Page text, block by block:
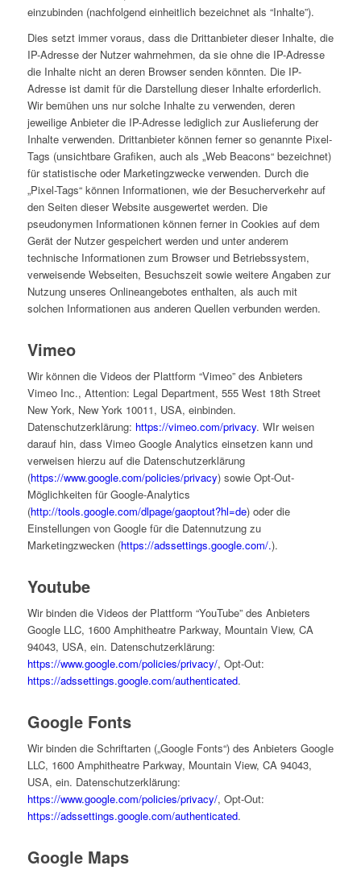
einzubinden (nachfolgend einheitlich bezeichnet als “Inhalte”).
Dies setzt immer voraus, dass die Drittanbieter dieser Inhalte, die
IP-Adresse der Nutzer wahrnehmen, da sie ohne die IP-Adresse
die Inhalte nicht an deren Browser senden könnten. Die IP-
Adresse ist damit für die Darstellung dieser Inhalte erforderlich.
Wir bemühen uns nur solche Inhalte zu verwenden, deren
jeweilige Anbieter die IP-Adresse lediglich zur Auslieferung der
Inhalte verwenden. Drittanbieter können ferner so genannte Pixel-
Tags (unsichtbare Grafiken, auch als „Web Beacons“ bezeichnet)
für statistische oder Marketingzwecke verwenden. Durch die
„Pixel-Tags“ können Informationen, wie der Besucherverkehr auf
den Seiten dieser Website ausgewertet werden. Die
pseudonymen Informationen können ferner in Cookies auf dem
Gerät der Nutzer gespeichert werden und unter anderem
technische Informationen zum Browser und Betriebssystem,
verweisende Webseiten, Besuchszeit sowie weitere Angaben zur
Nutzung unseres Onlineangebotes enthalten, als auch mit
solchen Informationen aus anderen Quellen verbunden werden.
Vimeo
Wir können die Videos der Plattform “Vimeo” des Anbieters
Vimeo Inc., Attention: Legal Department, 555 West 18th Street
New York, New York 10011, USA, einbinden.
Datenschutzerklärung: https://vimeo.com/privacy. WIr weisen
darauf hin, dass Vimeo Google Analytics einsetzen kann und
verweisen hierzu auf die Datenschutzerklärung
(https://www.google.com/policies/privacy) sowie Opt-Out-
Möglichkeiten für Google-Analytics
(http://tools.google.com/dlpage/gaoptout?hl=de) oder die
Einstellungen von Google für die Datennutzung zu
Marketingzwecken (https://adssettings.google.com/.).
Youtube
Wir binden die Videos der Plattform “YouTube” des Anbieters
Google LLC, 1600 Amphitheatre Parkway, Mountain View, CA
94043, USA, ein. Datenschutzerklärung:
https://www.google.com/policies/privacy/, Opt-Out:
https://adssettings.google.com/authenticated.
Google Fonts
Wir binden die Schriftarten („Google Fonts“) des Anbieters Google
LLC, 1600 Amphitheatre Parkway, Mountain View, CA 94043,
USA, ein. Datenschutzerklärung:
https://www.google.com/policies/privacy/, Opt-Out:
https://adssettings.google.com/authenticated.
Google Maps